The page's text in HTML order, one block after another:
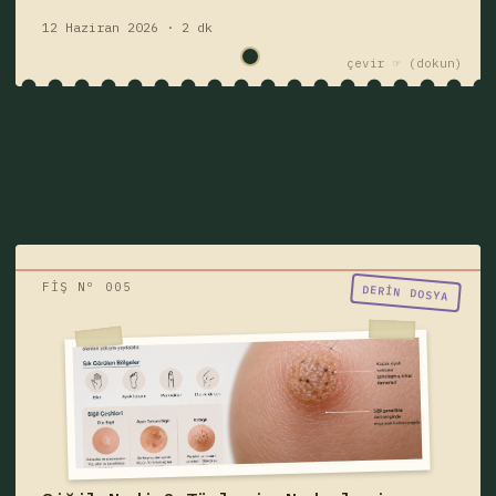
12 Haziran 2026 · 2 dk
çevir ☞
FİŞ Nº 005 DERIN DOSYA
"Birisi siğil mi dedi?"
Siğil nedir, neden çıkar, bulaşıcı mıdır?
Siğil türleri, belirtileri, HPV ilişkisi, ayak
tabanı siğili, genital siğil ve tedavi
yöntemlerini öğrenin.
hastalık
siğil
Fişi çek — yazıyı oku